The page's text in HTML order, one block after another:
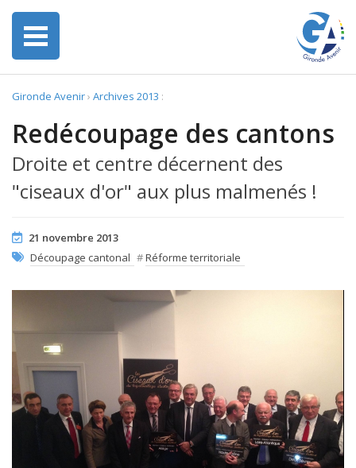
Gironde Avenir› Archives 2013 :
Redécoupage des cantons
Droite et centre décernent des
"ciseaux d'or" aux plus malmenés !
21 novembre 2013
Découpage cantonal #Réforme territoriale